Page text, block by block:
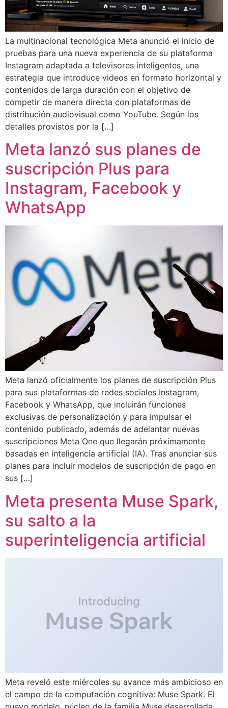
La multinacional tecnológica Meta anunció el inicio de
pruebas para una nueva experiencia de su plataforma
Instagram adaptada a televisores inteligentes, una
estrategia que introduce videos en formato horizontal y
contenidos de larga duración con el objetivo de
competir de manera directa con plataformas de
distribución audiovisual como YouTube. Según los
detalles provistos por la […]
Meta lanzó sus planes de
suscripción Plus para
Instagram, Facebook y
WhatsApp
Meta lanzó oficialmente los planes de suscripción Plus
para sus plataformas de redes sociales Instagram,
Facebook y WhatsApp, que incluirán funciones
exclusivas de personalización y para impulsar el
contenido publicado, además de adelantar nuevas
suscripciones Meta One que llegarán próximamente
basadas en inteligencia artificial (IA). Tras anunciar sus
planes para incluir modelos de suscripción de pago en
sus […]
Meta presenta Muse Spark,
su salto a la
superinteligencia artificial
Meta reveló este miércoles su avance más ambicioso en
el campo de la computación cognitiva: Muse Spark. El